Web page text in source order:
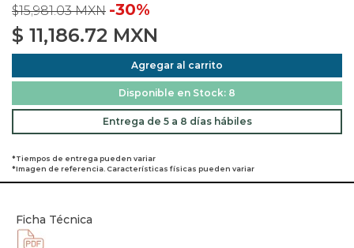
$15,981.03 MXN -30%
$ 11,186.72 MXN
Agregar al carrito
Disponible en Stock: 8
Entrega de 5 a 8 días hábiles
*Tiempos de entrega pueden variar
*Imagen de referencia. Características físicas pueden variar
Ficha Técnica